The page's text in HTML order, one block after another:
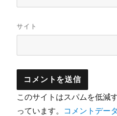
サイト
このサイトはスパムを低減
っています。 コメントデー